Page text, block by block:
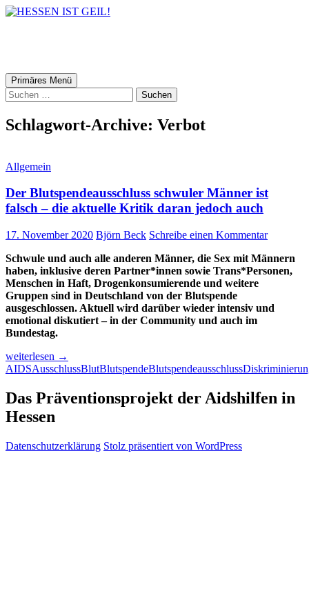
Suchen
Primäres Menü Zum
Inhalt
springen
Suchen
nach:
Schlagwort-Archive: Verbot
Allgemein
Der Blutspendeausschluss schwuler Männer ist
falsch – die aktuelle Kritik daran jedoch auch
17. November 2020 Björn Beck Schreibe einen Kommentar
Schwule und auch alle anderen Männer, die Sex mit Männern
haben, inklusive deren Partner*innen sowie Trans*Personen,
Menschen in Haft, Drogenkonsumierende und weitere
Gruppen sind in Deutschland von der Blutspende
ausgeschlossen. Aktuell wird darüber wieder intensiv und
emotional diskutiert – in der Community und auch im
Bundestag.
Der
Blutspendeausschluss
Männer
ist
falsch
die
aktuelle
weiterlesen →
AIDSAusschlussBlutBlutspendeBlutspendeausschluss
Das Präventionsprojekt der Aidshilfen in
Hessen
Datenschutzerklärung Stolz präsentiert von WordPress